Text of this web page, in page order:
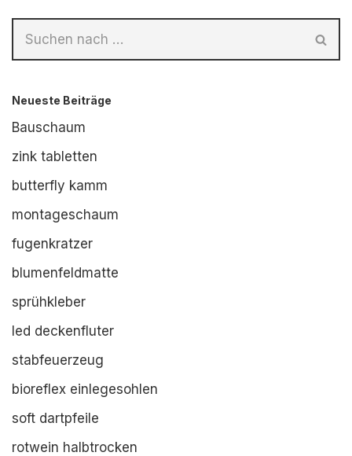
Neueste Beiträge
Bauschaum
zink tabletten
butterfly kamm
montageschaum
fugenkratzer
blumenfeldmatte
sprühkleber
led deckenfluter
stabfeuerzeug
bioreflex einlegesohlen
soft dartpfeile
rotwein halbtrocken